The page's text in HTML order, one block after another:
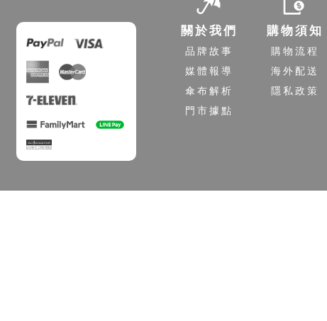
關於我們
品牌故事
媒體報導
傘布解析
門市據點
購物須知
購物流程
海外配送
隱私政策